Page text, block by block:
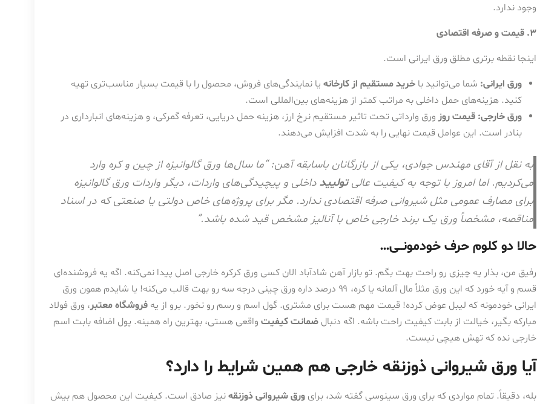
وجود ندارد.
۳. قیمت و صرفه اقتصادی
اینجا نقطه برتری مطلق ورق ایرانی است.
ورق ایرانی: شما می‌توانید با خرید مستقیم از کارخانه یا نمایندگی‌های فروش، محصول را با قیمت بسیار مناسب‌تری تهیه
کنید. هزینه‌های حمل داخلی به مراتب کمتر از هزینه‌های بین‌المللی است.
ورق خارجی: قیمت روز ورق وارداتی تحت تاثیر مستقیم نرخ ارز، هزینه حمل دریایی، تعرفه گمرکی، و هزینه‌های انبارداری در
بنادر است. این عوامل قیمت نهایی را به شدت افزایش می‌دهند.
به نقل از آقای مهندس جوادی، یکی از بازرگانان باسابقه آهن: “ما سال‌ها ورق گالوانیزه از چین و کره وارد
می‌کردیم. اما امروز با توجه به کیفیت عالیتولیید داخلی و پیچیدگی‌های واردات، دیگر واردات ورق گالوانیزه
برای مصارف عمومی مثل شیروانی صرفه اقتصادی ندارد. مگر برای پروژه‌های خاص دولتی یا صنعتی که در اسناد
مناقصه، مشخصاً ورق یک برند خارجی خاص با آنالیز مشخص قید شده باشد.”
حالا دو کلوم حرف خودمونــی…
رفیق من، بذار یه چیزی رو راحت بهت بگم. تو بازار آهن شادآباد الان کسی ورق کرکره خارجی اصل پیدا نمی‌کنه. اگه یه فروشنده‌ای
قسم و آیه خورد که این ورق مثلاً مال آلمانه یا کره، ۹۹ درصد داره ورق چینی درجه سه رو بهت قالب می‌کنه! یا شایدم همون ورق
ایرانی خودمونه که لیبل عوض کرده! قیمت مهم هست برای مشتری. گول اسم و رسم رو نخور. برو از یه فروشگاه معتبر، ورق فولاد
مبارکه بگیر، خیالت از بابت کیفیت راحت باشه. اگه دنبال ضمانت کیفیت واقعی هستی، بهترین راه همینه. پول اضافه بابت اسم
خارجی نده که تهش هیچی نیست.
آیا ورق شیروانی ذوزنقه خارجی هم همین شرایط را دارد؟
بله، دقیقاً. تمام مواردی که برای ورق سینوسی گفته شد، برای ورق شیروانی ذوزنقهنیز صادق است. کیفیت این محصول هم بیش